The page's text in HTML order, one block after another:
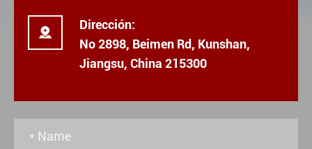

Dirección:
No 2898, Beimen Rd, Kunshan,
Jiangsu, China 215300